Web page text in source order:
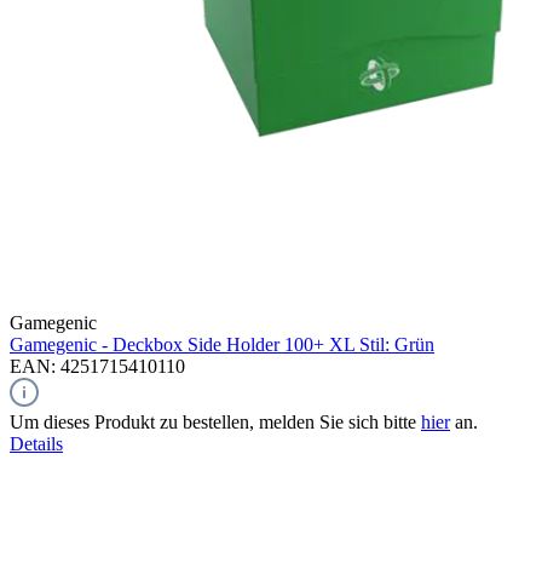
Gamegenic
Gamegenic - Deckbox Side Holder 100+ XL Stil: Grün
EAN: 4251715410110
Um dieses Produkt zu bestellen, melden Sie sich bitte hieran.
Details